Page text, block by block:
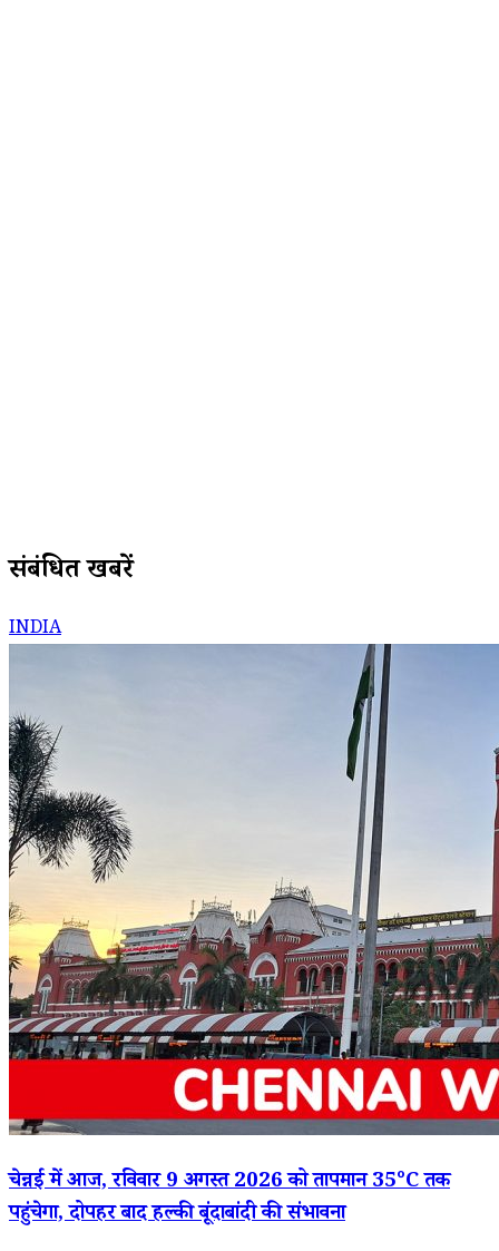
संबंधित खबरें
INDIA
चेन्नई में आज, रविवार 9 अगस्त 2026 को तापमान 35°C तक
पहुंचेगा, दोपहर बाद हल्की बूंदाबांदी की संभावना